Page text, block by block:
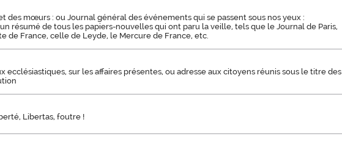
des mœurs : ou Journal général des événements qui se passent sous nos yeux :
résumé de tous les papiers-nouvelles qui ont paru la veille, tels que le Journal de Paris,
de France, celle de Leyde, le Mercure de France, etc.
ecclésiastiques, sur les affaires présentes, ou adresse aux citoyens réunis sous le titre des
Libertas, foutre !